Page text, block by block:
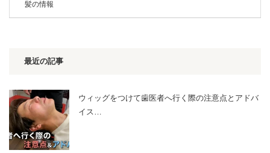
髪の情報
最近の記事
ウィッグをつけて歯医者へ行く際の注意点とアドバ
イス…